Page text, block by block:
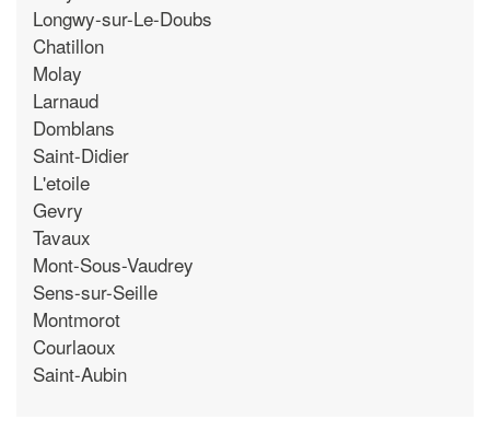
Longwy-sur-Le-Doubs
Chatillon
Molay
Larnaud
Domblans
Saint-Didier
L'etoile
Gevry
Tavaux
Mont-Sous-Vaudrey
Sens-sur-Seille
Montmorot
Courlaoux
Saint-Aubin